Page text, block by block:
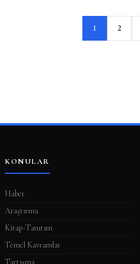
1 2
KONULAR
Haber
Araştırma
Kitap-Tanıtım
Temel Kavramlar
Tartışma